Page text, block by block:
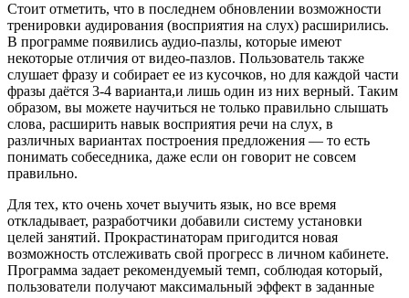
Стоит отметить, что в последнем обновлении возможности
тренировки аудирования (восприятия на слух) расширились.
В программе появились аудио-пазлы, которые имеют
некоторые отличия от видео-пазлов. Пользователь также
слушает фразу и собирает ее из кусочков, но для каждой части
фразы даётся 3-4 варианта,и лишь один из них верный. Таким
образом, вы можете научиться не только правильно слышать
слова, расширить навык восприятия речи на слух, в
различных вариантах построения предложения — то есть
понимать собеседника, даже если он говорит не совсем
правильно.
Для тех, кто очень хочет выучить язык, но все время
откладывает, разработчики добавили систему установки
целей занятий. Прокрастинаторам пригодится новая
возможность отслеживать свой прогресс в личном кабинете.
Программа задает рекомендуемый темп, соблюдая который,
пользователи получают максимальный эффект в заданные